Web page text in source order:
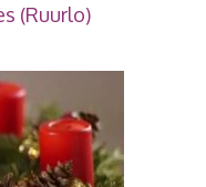
(Ruurlo)